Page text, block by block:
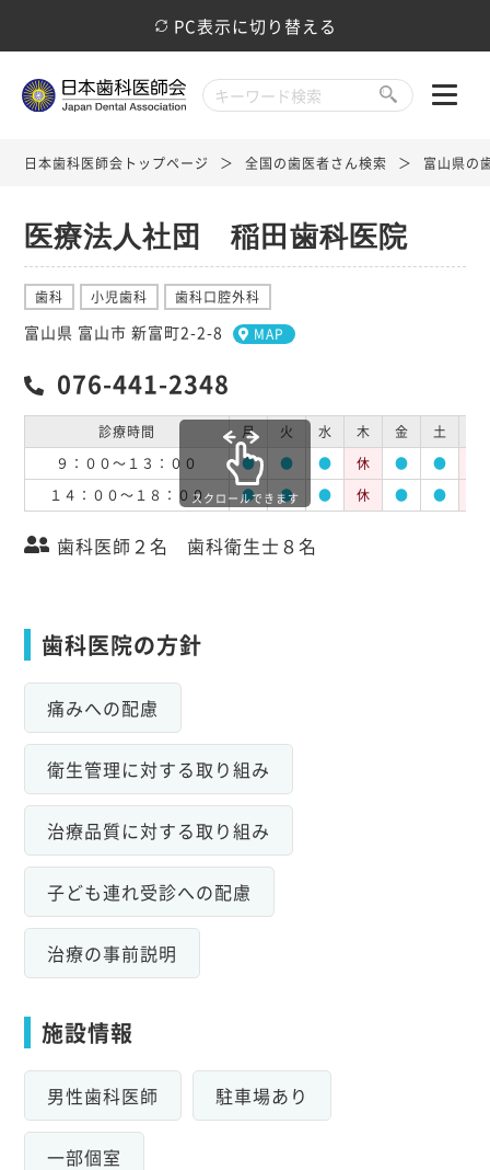
PC表示に切り替える
日本歯科医師会トップページ 全国の歯医者さん検索 富山県の
医療法人社団 稲田歯科医院
歯科 小児歯科 歯科口腔外科
富山県 富山市 新富町2-2-8 MAP
076-441-2348
診療時間 月 火 水 木 金 土
９：００～１３：００
● ● ● 休 ● ●
１４：００～１８：００
● ● ● 休 ● ●
スクロールできます
歯科医師２名 歯科衛生士８名
歯科医院の方針
痛みへの配慮
衛生管理に対する取り組み
治療品質に対する取り組み
子ども連れ受診への配慮
治療の事前説明
施設情報
男性歯科医師 駐車場あり
一部個室